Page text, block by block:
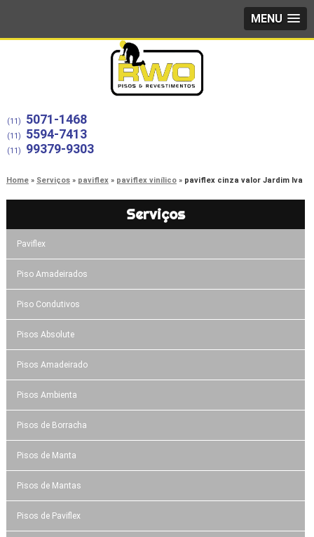
MENU
(11) 5071-1468
(11) 5594-7413
(11) 99379-9303
Home Serviços paviflex paviflex vinílico paviflex cinza valor Jardim Iva
Serviços
Paviflex
Piso Amadeirados
Piso Condutivos
Pisos Absolute
Pisos Amadeirado
Pisos Ambienta
Pisos de Borracha
Pisos de Manta
Pisos de Mantas
Pisos de Paviflex